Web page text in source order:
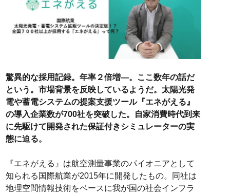
驚異的な採用記録。年率２倍増―。ここ数年の話だ
という。市場背景を反映しているようだ。太陽光発
電や蓄電システムの提案支援ツール『エネがえる』
の導入企業数が700社を突破した。自家消費時代到来
に先駆けて開発された保証付きシミュレーターの実
態に迫る。
『エネがえる』は航空測量事業のパイオニアとして
知られる国際航業が2015年に開発したもの。同社は
地理空間情報技術をベースに我が国の社会インフラ